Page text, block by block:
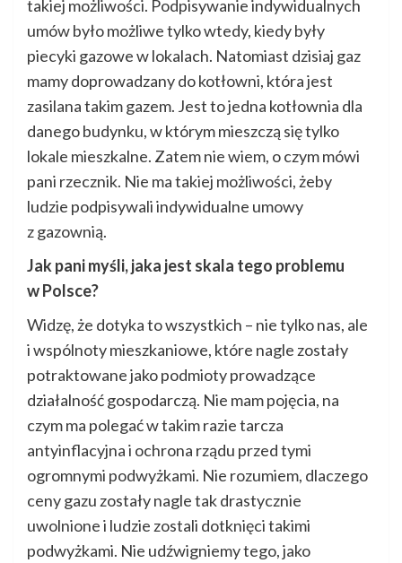
takiej możliwości. Podpisywanie indywidualnych
umów było możliwe tylko wtedy, kiedy były
piecyki gazowe w lokalach. Natomiast dzisiaj gaz
mamy doprowadzany do kotłowni, która jest
zasilana takim gazem. Jest to jedna kotłownia dla
danego budynku, w którym mieszczą się tylko
lokale mieszkalne. Zatem nie wiem, o czym mówi
pani rzecznik. Nie ma takiej możliwości, żeby
ludzie podpisywali indywidualne umowy
z gazownią.
Jak pani myśli, jaka jest skala tego problemu
w Polsce?
Widzę, że dotyka to wszystkich – nie tylko nas, ale
i wspólnoty mieszkaniowe, które nagle zostały
potraktowane jako podmioty prowadzące
działalność gospodarczą. Nie mam pojęcia, na
czym ma polegać w takim razie tarcza
antyinflacyjna i ochrona rządu przed tymi
ogromnymi podwyżkami. Nie rozumiem, dlaczego
ceny gazu zostały nagle tak drastycznie
uwolnione i ludzie zostali dotknięci takimi
podwyżkami. Nie udźwigniemy tego, jako